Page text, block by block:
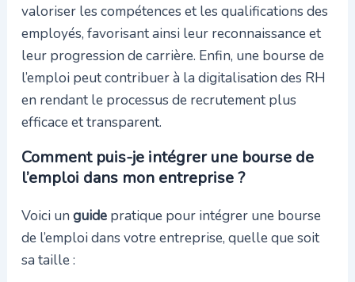
valoriser les compétences et les qualifications des
employés, favorisant ainsi leur reconnaissance et
leur progression de carrière. Enfin, une bourse de
l’emploi peut contribuer à la digitalisation des RH
en rendant le processus de recrutement plus
efficace et transparent.
Comment puis-je intégrer une bourse de
l’emploi dans mon entreprise ?
Voici un guidepratique pour intégrer une bourse
de l’emploi dans votre entreprise, quelle que soit
sa taille :